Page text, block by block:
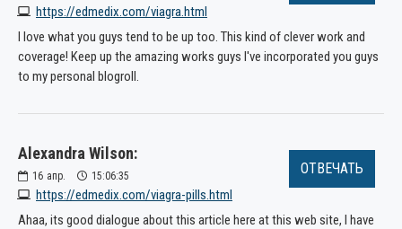
https://edmedix.com/viagra.html
I love what you guys tend to be up too. This kind of clever work and
coverage! Keep up the amazing works guys I've incorporated you guys
to my personal blogroll.
Alexandra Wilson:
16 апр. 15:06:35
https://edmedix.com/viagra-pills.html
ОТВЕЧАТЬ
Ahaa, its good dialogue about this article here at this web site, I have